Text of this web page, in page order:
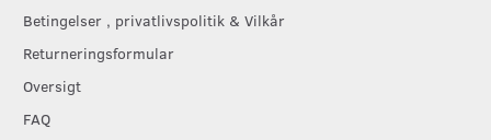
Betingelser , privatlivspolitik & Vilkår
Returneringsformular
Oversigt
FAQ